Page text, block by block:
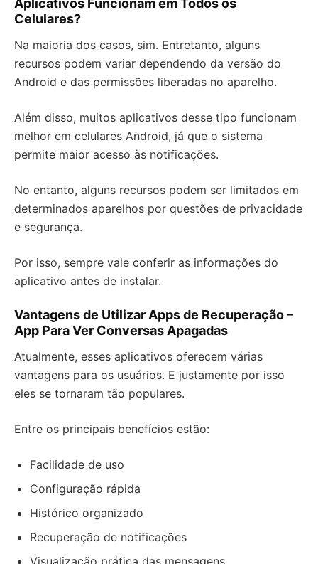
Aplicativos Funcionam em Todos os
Celulares?
Na maioria dos casos, sim. Entretanto, alguns
recursos podem variar dependendo da versão do
Android e das permissões liberadas no aparelho.
Além disso, muitos aplicativos desse tipo funcionam
melhor em celulares Android, já que o sistema
permite maior acesso às notificações.
No entanto, alguns recursos podem ser limitados em
determinados aparelhos por questões de privacidade
e segurança.
Por isso, sempre vale conferir as informações do
aplicativo antes de instalar.
Vantagens de Utilizar Apps de Recuperação –
App Para Ver Conversas Apagadas
Atualmente, esses aplicativos oferecem várias
vantagens para os usuários. E justamente por isso
eles se tornaram tão populares.
Entre os principais benefícios estão:
Facilidade de uso
Configuração rápida
Histórico organizado
Recuperação de notificações
Visualização prática das mensagens